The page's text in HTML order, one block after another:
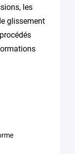
les
glissement